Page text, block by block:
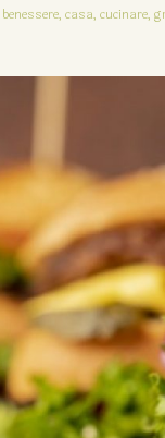
benessere, casa, cucinare,